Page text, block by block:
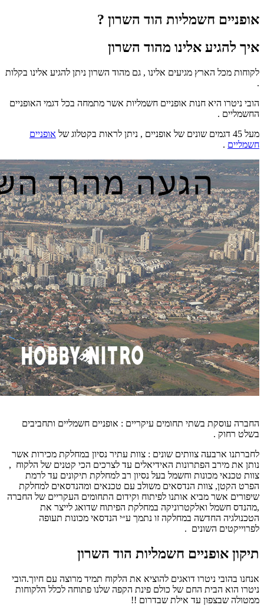
אופניים חשמליות הוד השרון ?
איך להגיע אלינו מהוד השרון
לקוחות מכל הארץ מגיעים אלינו , גם מהוד השרון ניתן להגיע אלינו בקלות
.
הובי ניטרו היא חנות אופניים חשמליות אשר מתמחה בכל דגמי האופניים
החשמליים .
מעל 45 דגמים שונים של אופניים , ניתן לראות בקטלוג של
אופניים
חשמליים .
החברה עוסקת בשתי תחומים עיקריים : אופניים חשמליים ותחביבים
בשלט רחוק .
לחברתנו ארבעה צוותים שונים : צוות עתיר נסיון במחלקת מכירות אשר
נותן את מירב הפתרונות האידיאלים עד לצרכים הכי קטנים של הלקוח ,
צוות טכנאי מכונות וחשמל בעל נסיון רב למחלקת תיקונים עד לרמת
הפרט הקטן, צוות הנדסאים משולב עם טכנאים ומהנדסאים למחלקת
שיפורים אשר מביא אותנו לפיתוח וקידום התחומים העקריים של החברה
,מהנדס חשמל ואלקטרוניקה במחלקת הפיתוח שדואג לייצר את
הטכנולגיה החדשה במחלקה זו נתמך ע״י הנדסאי מכונות תעופה
לפרוייקטים השונים .
תיקון אופניים חשמליות הוד השרון
אנחנו בהובי ניטרו דואגים להוציא את הלקוח תמיד מרוצה עם חיוך.הובי
ניטרו הוא הבית החם של כולם פינת הקפה שלנו פתוחה לכלל הלקוחות
ממטולה שבצפון עד אילת שבדרום !!